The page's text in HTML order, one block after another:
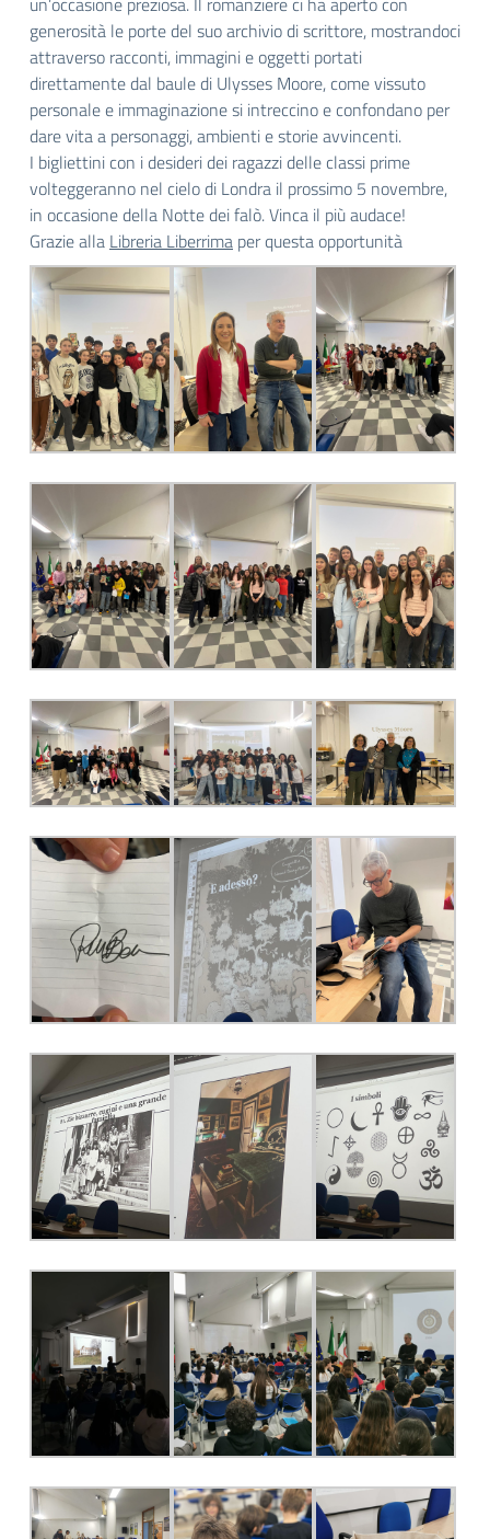
generosità le porte del suo archivio di scrittore, mostrandoci
attraverso racconti, immagini e oggetti portati
direttamente dal baule di Ulysses Moore, come vissuto
personale e immaginazione si intreccino e confondano per
dare vita a personaggi, ambienti e storie avvincenti.
I bigliettini con i desideri dei ragazzi delle classi prime
volteggeranno nel cielo di Londra il prossimo 5 novembre,
in occasione della Notte dei falò. Vinca il più audace!
Grazie alla Libreria Liberrima per questa opportunità